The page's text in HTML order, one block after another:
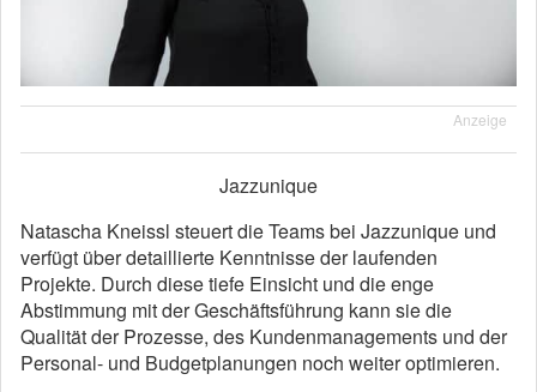
Anzeige
Jazzunique
Natascha Kneissl steuert die Teams bei Jazzunique und
verfügt über detaillierte Kenntnisse der laufenden
Projekte. Durch diese tiefe Einsicht und die enge
Abstimmung mit der Geschäftsführung kann sie die
Qualität der Prozesse, des Kundenmanagements und der
Personal- und Budgetplanungen noch weiter optimieren.